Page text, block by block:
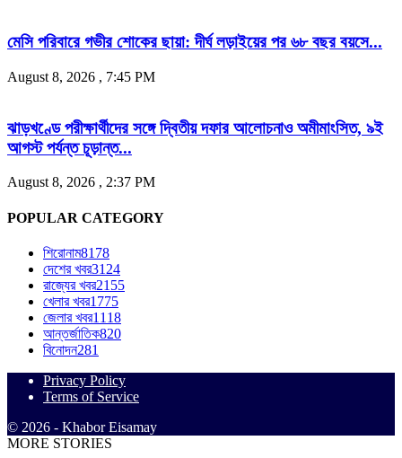
মেসি পরিবারে গভীর শোকের ছায়া: দীর্ঘ লড়াইয়ের পর ৬৮ বছর বয়সে...
August 8, 2026 , 7:45 PM
ঝাড়খণ্ডে পরীক্ষার্থীদের সঙ্গে দ্বিতীয় দফার আলোচনাও অমীমাংসিত, ৯ই
আগস্ট পর্যন্ত চূড়ান্ত...
August 8, 2026 , 2:37 PM
POPULAR CATEGORY
শিরোনাম8178
দেশের খবর3124
রাজ্যের খবর2155
খেলার খবর1775
জেলার খবর1118
আন্তর্জাতিক820
বিনোদন281
Privacy Policy
Terms of Service
© 2026 - Khabor Eisamay
MORE STORIES